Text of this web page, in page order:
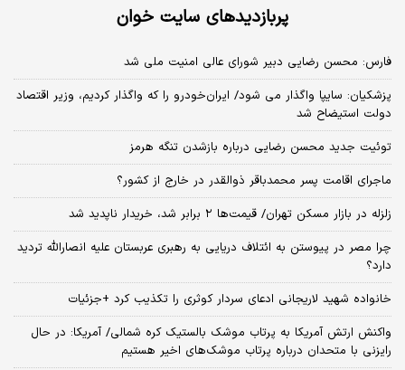
پربازدیدهای سایت خوان
فارس: محسن رضایی دبیر شورای عالی امنیت ملی شد
پزشکیان: سایپا واگذار می شود/ ایران‌خودرو را که واگذار کردیم، وزیر اقتصاد
دولت استیضاح شد
توئیت جدید محسن رضایی درباره بازشدن تنگه هرمز
ماجرای اقامت پسر محمدباقر ذوالقدر در خارج از کشور؟
زلزله در بازار مسکن تهران/ قیمت‌ها ۲ برابر شد، خریدار ناپدید شد
چرا مصر در پیوستن به ائتلاف دریایی به رهبری عربستان علیه انصارالله تردید
دارد؟
خانواده شهید لاریجانی ادعای سردار کوثری را تکذیب کرد +جزئیات
واکنش ارتش آمریکا به پرتاب موشک بالستیک کره شمالی/ آمریکا: در حال
رایزنی با متحدان درباره پرتاب موشک‌های اخیر هستیم